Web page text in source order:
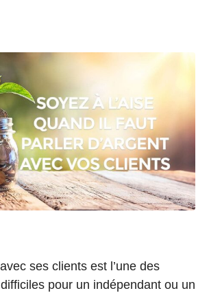
ses clients est l’une des
pour un indépendant ou un